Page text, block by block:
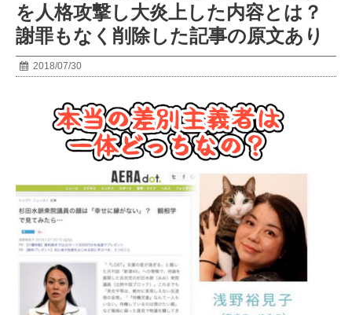
を人格攻撃し大炎上した内容とは？
謝罪もなく削除した記事の原文あり
2018/07/30